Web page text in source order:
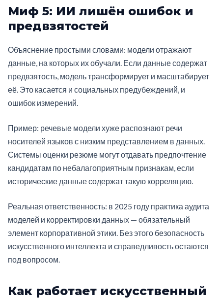
Миф 5: ИИ лишён ошибок и
предвзятостей
Объяснение простыми словами: модели отражают
данные, на которых их обучали. Если данные содержат
предвзятость, модель трансформирует и масштабирует
её. Это касается и социальных предубеждений, и
ошибок измерений.
Пример: речевые модели хуже распознают речи
носителей языков с низким представлением в данных.
Системы оценки резюме могут отдавать предпочтение
кандидатам по небалагоприятным признакам, если
исторические данные содержат такую корреляцию.
Реальная ответственность: в 2025 году практика аудита
моделей и корректировки данных — обязательный
элемент корпоративной этики. Без этого безопасность
искусственного интеллекта и справедливость остаются
под вопросом.
Как работает искусственный